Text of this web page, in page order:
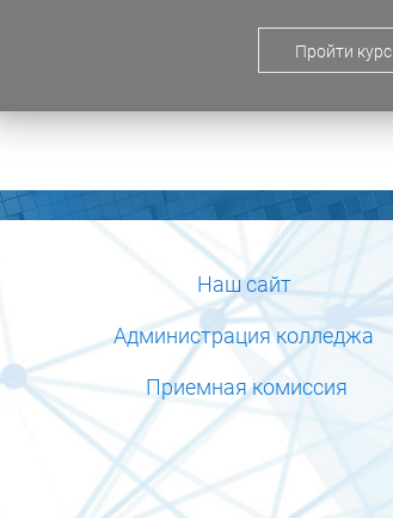
Пройти курс
Наш сайт
Администрация колледжа
Приемная комиссия